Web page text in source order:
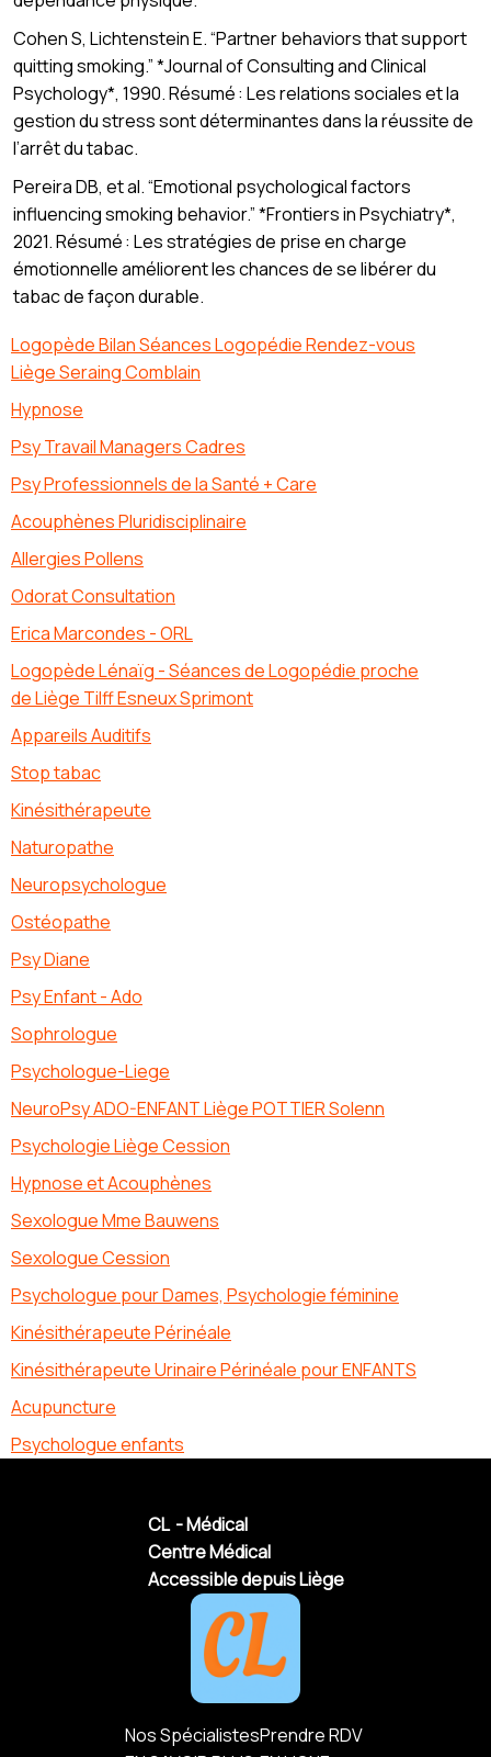
Cohen S, Lichtenstein E. “Partner behaviors that support
quitting smoking.” *Journal of Consulting and Clinical
Psychology*, 1990. Résumé : Les relations sociales et la
gestion du stress sont déterminantes dans la réussite de
l’arrêt du tabac.
Pereira DB, et al. “Emotional psychological factors
influencing smoking behavior.” *Frontiers in Psychiatry*,
2021. Résumé : Les stratégies de prise en charge
émotionnelle améliorent les chances de se libérer du
tabac de façon durable.
Logopède Bilan Séances Logopédie Rendez-vous
Liège Seraing Comblain
Hypnose
Psy Travail Managers Cadres
Psy Professionnels de la Santé + Care
Acouphènes Pluridisciplinaire
Allergies Pollens
Odorat Consultation
Erica Marcondes - ORL
Logopède Lénaïg - Séances de Logopédie proche
de Liège Tilff Esneux Sprimont
Appareils Auditifs
Stop tabac
Kinésithérapeute
Naturopathe
Neuropsychologue
Ostéopathe
Psy Diane
Psy Enfant - Ado
Sophrologue
Psychologue-Liege
NeuroPsy ADO-ENFANT Liège POTTIER Solenn
Psychologie Liège Cession
Hypnose et Acouphènes
Sexologue Mme Bauwens
Sexologue Cession
Psychologue pour Dames, Psychologie féminine
Kinésithérapeute Périnéale
Kinésithérapeute Urinaire Périnéale pour ENFANTS
Acupuncture
Psychologue enfants
CL - Médical
Centre Médical
Accessible depuis Liège
Nos SpécialistesPrendre RDV